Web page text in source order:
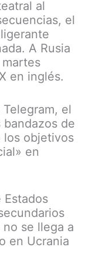
al
el
A Rusia
en inglés.
el
de
los objetivos
en
Estados
se llega a
en Ucrania